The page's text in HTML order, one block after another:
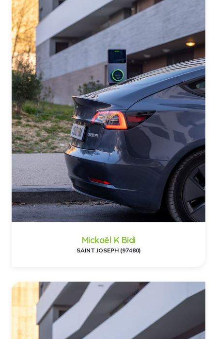
Mickaël K Bidi
SAINT JOSEPH (97480)